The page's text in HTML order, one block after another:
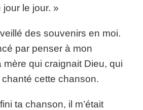
le jour. »
des souvenirs en moi.
par penser à mon
mère qui craignait Dieu, qui
chanté cette chanson.
ta chanson, il m’était